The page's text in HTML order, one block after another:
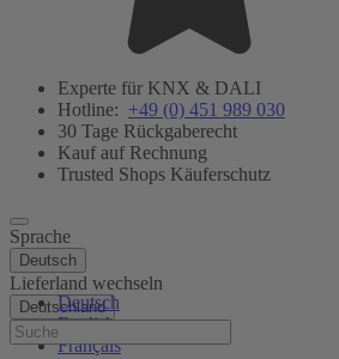
Experte für KNX & DALI
Hotline: +49 (0) 451 989 030
30 Tage Rückgaberecht
Kauf auf Rechnung
Trusted Shops Käuferschutz
Sprache
Deutsch
Deutsch
English
Français
Lieferland wechseln
Deutschland
Hilfe